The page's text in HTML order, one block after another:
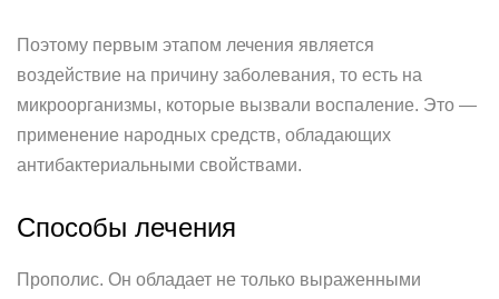
Поэтому первым этапом лечения является
воздействие на причину заболевания, то есть на
микроорганизмы, которые вызвали воспаление. Это —
применение народных средств, обладающих
антибактериальными свойствами.
Способы лечения
Прополис. Он обладает не только выраженными